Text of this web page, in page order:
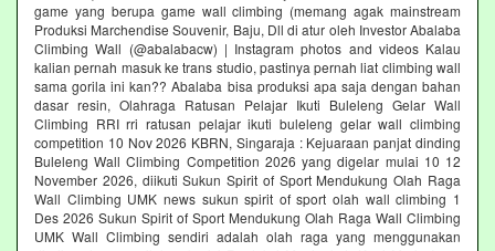
game yang berupa game wall climbing (memang agak mainstream
Produksi Marchendise Souvenir, Baju, Dll di atur oleh Investor Abalaba
Climbing Wall (@abalabacw) | Instagram photos and videos Kalau
kalian pernah masuk ke trans studio, pastinya pernah liat climbing wall
sama gorila ini kan?? Abalaba bisa produksi apa saja dengan bahan
dasar resin, Olahraga Ratusan Pelajar Ikuti Buleleng Gelar Wall
Climbing RRI rri ratusan pelajar ikuti buleleng gelar wall climbing
competition 10 Nov 2026 KBRN, Singaraja : Kejuaraan panjat dinding
Buleleng Wall Climbing Competition 2026 yang digelar mulai 10 12
November 2026, diikuti Sukun Spirit of Sport Mendukung Olah Raga
Wall Climbing UMK news sukun spirit of sport olah wall climbing 1
Des 2026 Sukun Spirit of Sport Mendukung Olah Raga Wall Climbing
UMK Wall Climbing sendiri adalah olah raga yang menggunakan